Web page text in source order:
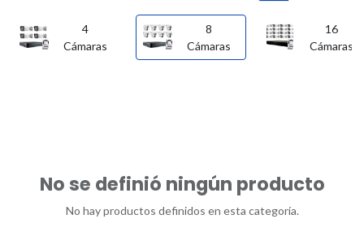
4
Cámaras
8
Cámaras
16
Cámaras
No se definió ningún producto
No hay productos definidos en esta categoría.